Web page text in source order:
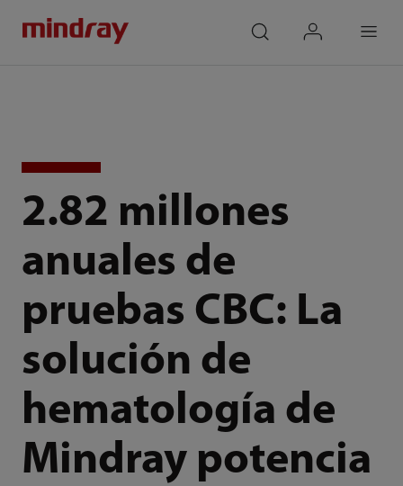
2.82 millones
anuales de
pruebas CBC: La
solución de
hematología de
Mindray potencia